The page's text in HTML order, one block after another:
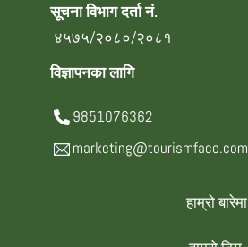
सूचना विभाग दर्ता नं.
४५७५/२०८०/२०८१
विज्ञापनका लागि
9851076362
marketing@tourismface.com
हाम्रो बारेमा